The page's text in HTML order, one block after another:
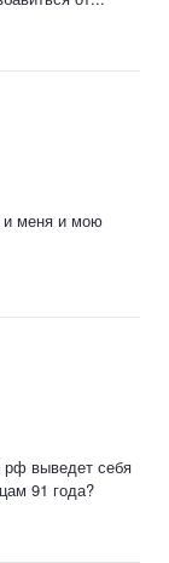
и меня и мою
рф выведет себя
91 года?